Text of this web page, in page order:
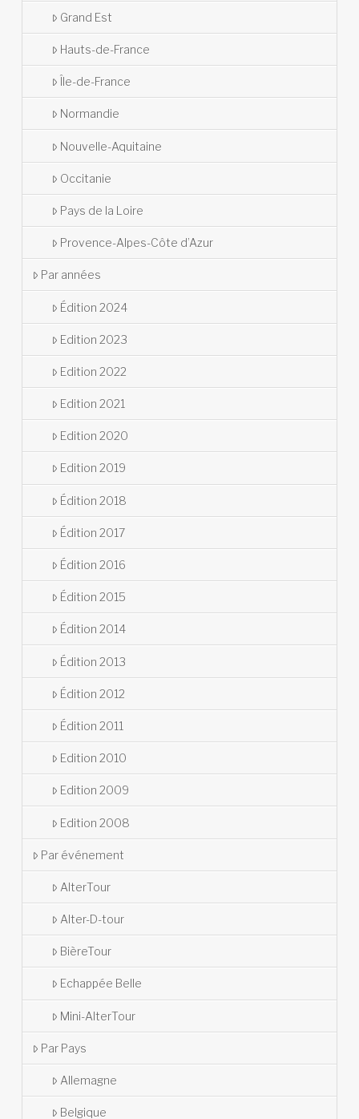
Grand Est
Hauts-de-France
Île-de-France
Normandie
Nouvelle-Aquitaine
Occitanie
Pays de la Loire
Provence-Alpes-Côte d’Azur
Par années
Édition 2024
Edition 2023
Edition 2022
Edition 2021
Edition 2020
Edition 2019
Édition 2018
Édition 2017
Édition 2016
Édition 2015
Édition 2014
Édition 2013
Édition 2012
Édition 2011
Edition 2010
Edition 2009
Edition 2008
Par événement
AlterTour
Alter-D-tour
BièreTour
Echappée Belle
Mini-AlterTour
Par Pays
Allemagne
Belgique